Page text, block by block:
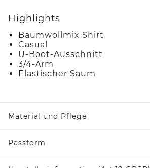
Highlights
Baumwollmix Shirt
Casual
U-Boot-Ausschnitt
3/4-Arm
Elastischer Saum
Material und Pflege
Passform